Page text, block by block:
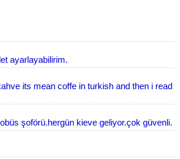
ayarlayabilirim.
its mean coffe in turkish and then i read
şoförü.hergün kieve geliyor.çok güvenli.